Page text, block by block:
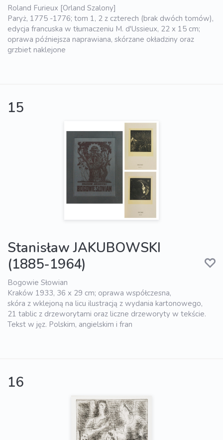
Roland Furieux [Orland Szalony]
Paryż, 1775 -1776; tom 1, 2 z czterech (brak dwóch tomów),
edycja francuska w tłumaczeniu M. d'Ussieux, 22 x 15 cm;
oprawa późniejsza naprawiana, skórzane okładziny oraz
grzbiet naklejone
15
Stanisław JAKUBOWSKI
(1885-1964)
Bogowie Słowian
Kraków 1933, 36 x 29 cm; oprawa współczesna,
skóra z wklejoną na licu ilustracją z wydania kartonowego,
21 tablic z drzeworytami oraz liczne drzeworyty w tekście.
Tekst w jęz. Polskim, angielskim i fran
16